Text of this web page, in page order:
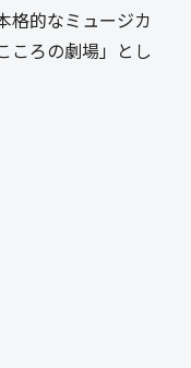
格的なミュージカ
ころの劇場」とし